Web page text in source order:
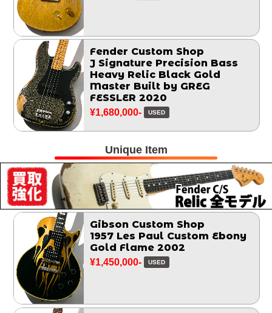
Fender Custom Shop
J Signature Precision Bass
Heavy Relic Black Gold
Master Built by GREG
FESSLER 2020
¥1,680,000- USED
Unique Item
Gibson Custom Shop
1957 Les Paul Custom Ebony
Gold Flame 2002
¥1,450,000- USED